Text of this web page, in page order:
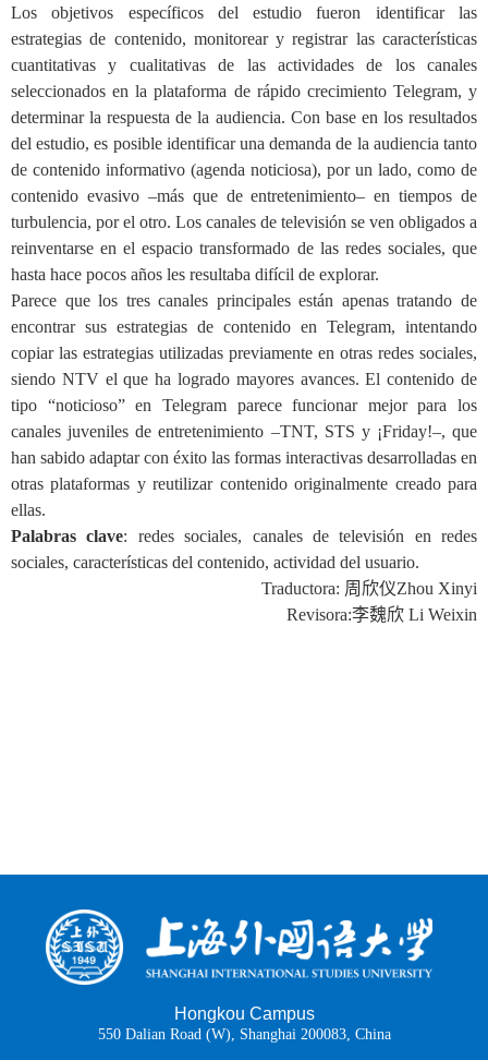
Los objetivos específicos del estudio fueron identificar las
estrategias de contenido, monitorear y registrar las características
cuantitativas y cualitativas de las actividades de los canales
seleccionados en la plataforma de rápido crecimiento Telegram, y
determinar la respuesta de la audiencia. Con base en los resultados
del estudio, es posible identificar una demanda de la audiencia tanto
de contenido informativo (agenda noticiosa), por un lado, como de
contenido evasivo –más que de entretenimiento– en tiempos de
turbulencia, por el otro. Los canales de televisión se ven obligados a
reinventarse en el espacio transformado de las redes sociales, que
hasta hace pocos años les resultaba difícil de explorar.
Parece que los tres canales principales están apenas tratando de
encontrar sus estrategias de contenido en Telegram, intentando
copiar las estrategias utilizadas previamente en otras redes sociales,
siendo NTV el que ha logrado mayores avances. El contenido de
tipo “noticioso” en Telegram parece funcionar mejor para los
canales juveniles de entretenimiento –TNT, STS y ¡Friday!–, que
han sabido adaptar con éxito las formas interactivas desarrolladas en
otras plataformas y reutilizar contenido originalmente creado para
ellas.
Palabras clave: redes sociales, canales de televisión en redes
sociales, características del contenido, actividad del usuario.
Traductora: 周欣仪Zhou Xinyi
Revisora:李魏欣 Li Weixin
Hongkou Campus
550 Dalian Road (W), Shanghai 200083, China